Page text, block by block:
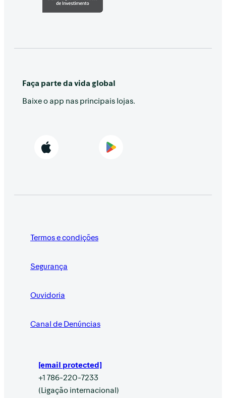
Faça parte da vida global
Baixe o app nas principais lojas.
Termos e condições
Segurança
Ouvidoria
Canal de Denúncias
[email protected]
+1 786-220-7233
(Ligação internacional)